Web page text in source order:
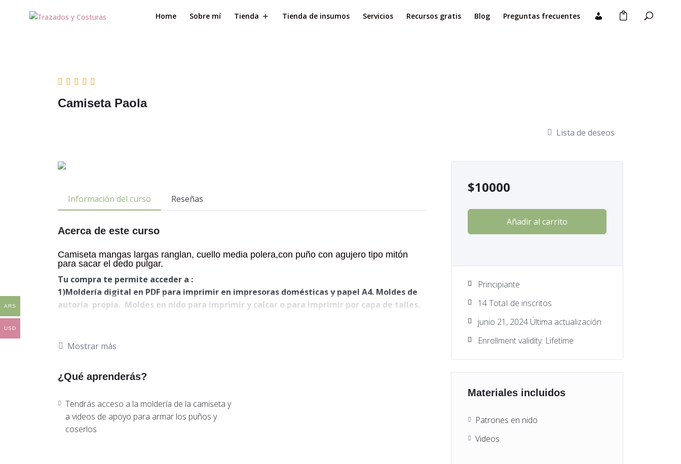
Home Sobre mí Tienda Tienda de insumos Servicios Recursos gratis Blog Preguntas frecuentes
Camiseta Paola
Lista de deseos
Información del curso Reseñas
Acerca de este curso
Camiseta mangas largas ranglan, cuello media polera,con puño con agujero tipo mitón
para sacar el dedo pulgar.
Tu compra te permite acceder a :
1)Moldería digital en PDF para imprimir en impresoras domésticas y papel A4. Moldes de
autoría propia. Moldes en nido para imprimir y calcar o para imprimir por capa de talles.
Todas las piezas tiene recursos de costura de 5mm para unir y 2cm para el ruedo.
Tabla de talles
Información de corte y medidas finales.
Orden de armado en texto.
Mostrar más
¿Qué aprenderás?
Tendrás acceso a la moldería de la camiseta y
a videos de apoyo para armar los puños y
coserlos
$10000
Añadir al carrito
Principiante
14 TotaI de inscritos
junio 21, 2024 Última actualización
Enrollment validity: Lifetime
Materiales incluidos
Patrones en nido
Videos
ARS
USD